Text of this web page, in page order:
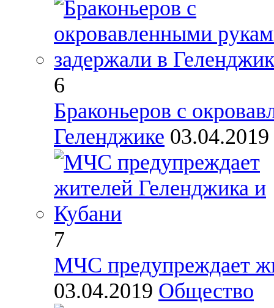
6
Браконьеров с
Геленджике 03.04.2019
7
МЧС предупреждает
03.04.2019 Общество